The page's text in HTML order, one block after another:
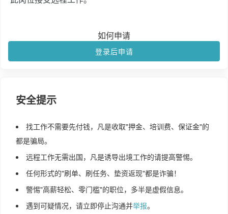
如何申请
登录后申请
安全提示
找工作不需要先付钱，凡是收取"押金、培训费、保证金"的
都是骗局。
远程工作无需出国，凡是诱导出境工作的请提高警惕。
任何形式的"刷单、刷任务、垫资返现"都是诈骗！
警惕"高薪轻松、零门槛"的职位，多半是虚假信息。
遇到可疑情况，请立即停止沟通并举报。